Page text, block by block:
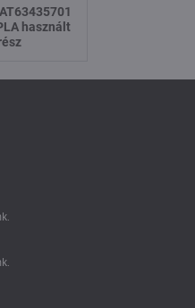
használt